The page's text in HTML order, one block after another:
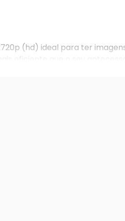
(hd) ideal para ter
eficiente que o seu